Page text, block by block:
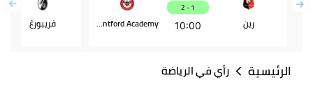
رين
1 - 2
10:00
Brentford Academy فريبورغ
الرئيسية رأي في الرياضة